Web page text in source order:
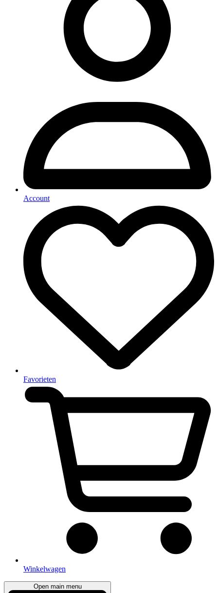
Account
Favorieten
Winkelwagen
Open main menu